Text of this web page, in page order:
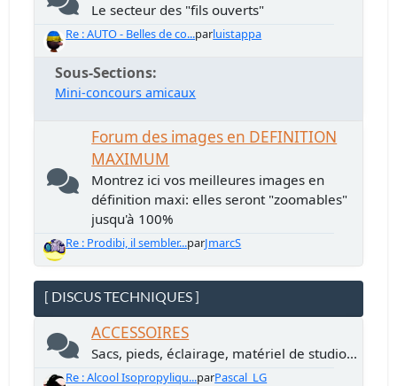
Le secteur des "fils ouverts"
Re : AUTO - Belles de co...parluistappa
Sous-Sections
Mini-concours amicaux
Forum des images en DEFINITION
MAXIMUM
Montrez ici vos meilleures images en
définition maxi: elles seront "zoomables"
jusqu'à 100%
Re : Prodibi, il sembler...parJmarcS
[ DISCUS TECHNIQUES ]
ACCESSOIRES
Sacs, pieds, éclairage, matériel de studio...
Re : Alcool Isopropyliqu...parPascal_LG